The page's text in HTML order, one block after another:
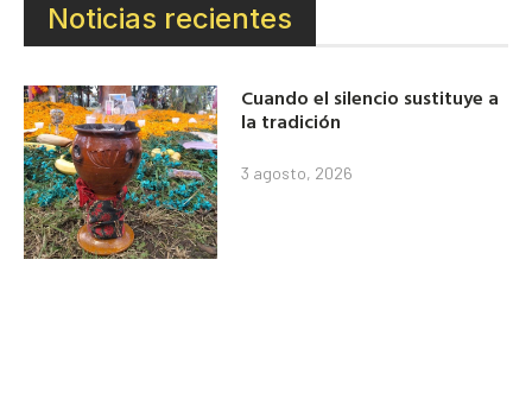
Noticias recientes
Cuando el silencio sustituye a
la tradición
3 agosto, 2026